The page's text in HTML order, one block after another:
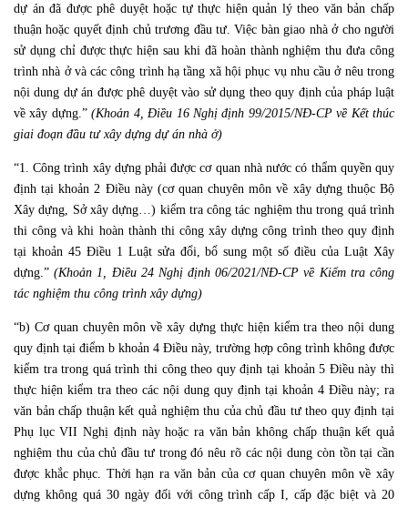
dự án đã được phê duyệt hoặc tự thực hiện quản lý theo văn bản chấp
thuận hoặc quyết định chủ trương đầu tư. Việc bàn giao nhà ở cho người
sử dụng chỉ được thực hiện sau khi đã hoàn thành nghiệm thu đưa công
trình nhà ở và các công trình hạ tầng xã hội phục vụ nhu cầu ở nêu trong
nội dung dự án được phê duyệt vào sử dụng theo quy định của pháp luật
về xây dựng.”(Khoản 4, Điều 16 Nghị định 99/2015/NĐ-CP về Kết thúc
giai đoạn đầu tư xây dựng dự án nhà ở)
“1. Công trình xây dựng phải được cơ quan nhà nước có thẩm quyền quy
định tại khoản 2 Điều này (cơ quan chuyên môn về xây dựng thuộc Bộ
Xây dựng, Sở xây dựng…) kiểm tra công tác nghiệm thu trong quá trình
thi công và khi hoàn thành thi công xây dựng công trình theo quy định
tại khoản 45 Điều 1 Luật sửa đổi, bổ sung một số điều của Luật Xây
dựng.” (Khoản 1, Điều 24 Nghị định 06/2021/NĐ-CP về Kiểm tra công
tác nghiệm thu công trình xây dựng)
“b) Cơ quan chuyên môn về xây dựng thực hiện kiểm tra theo nội dung
quy định tại điểm b khoản 4 Điều này, trường hợp công trình không được
kiểm tra trong quá trình thi công theo quy định tại khoản 5 Điều này thì
thực hiện kiểm tra theo các nội dung quy định tại khoản 4 Điều này; ra
văn bản chấp thuận kết quả nghiệm thu của chủ đầu tư theo quy định tại
Phụ lục VII Nghị định này hoặc ra văn bản không chấp thuận kết quả
nghiệm thu của chủ đầu tư trong đó nêu rõ các nội dung còn tồn tại cần
được khắc phục. Thời hạn ra văn bản của cơ quan chuyên môn về xây
dựng không quá 30 ngày đối với công trình cấp I, cấp đặc biệt và 20